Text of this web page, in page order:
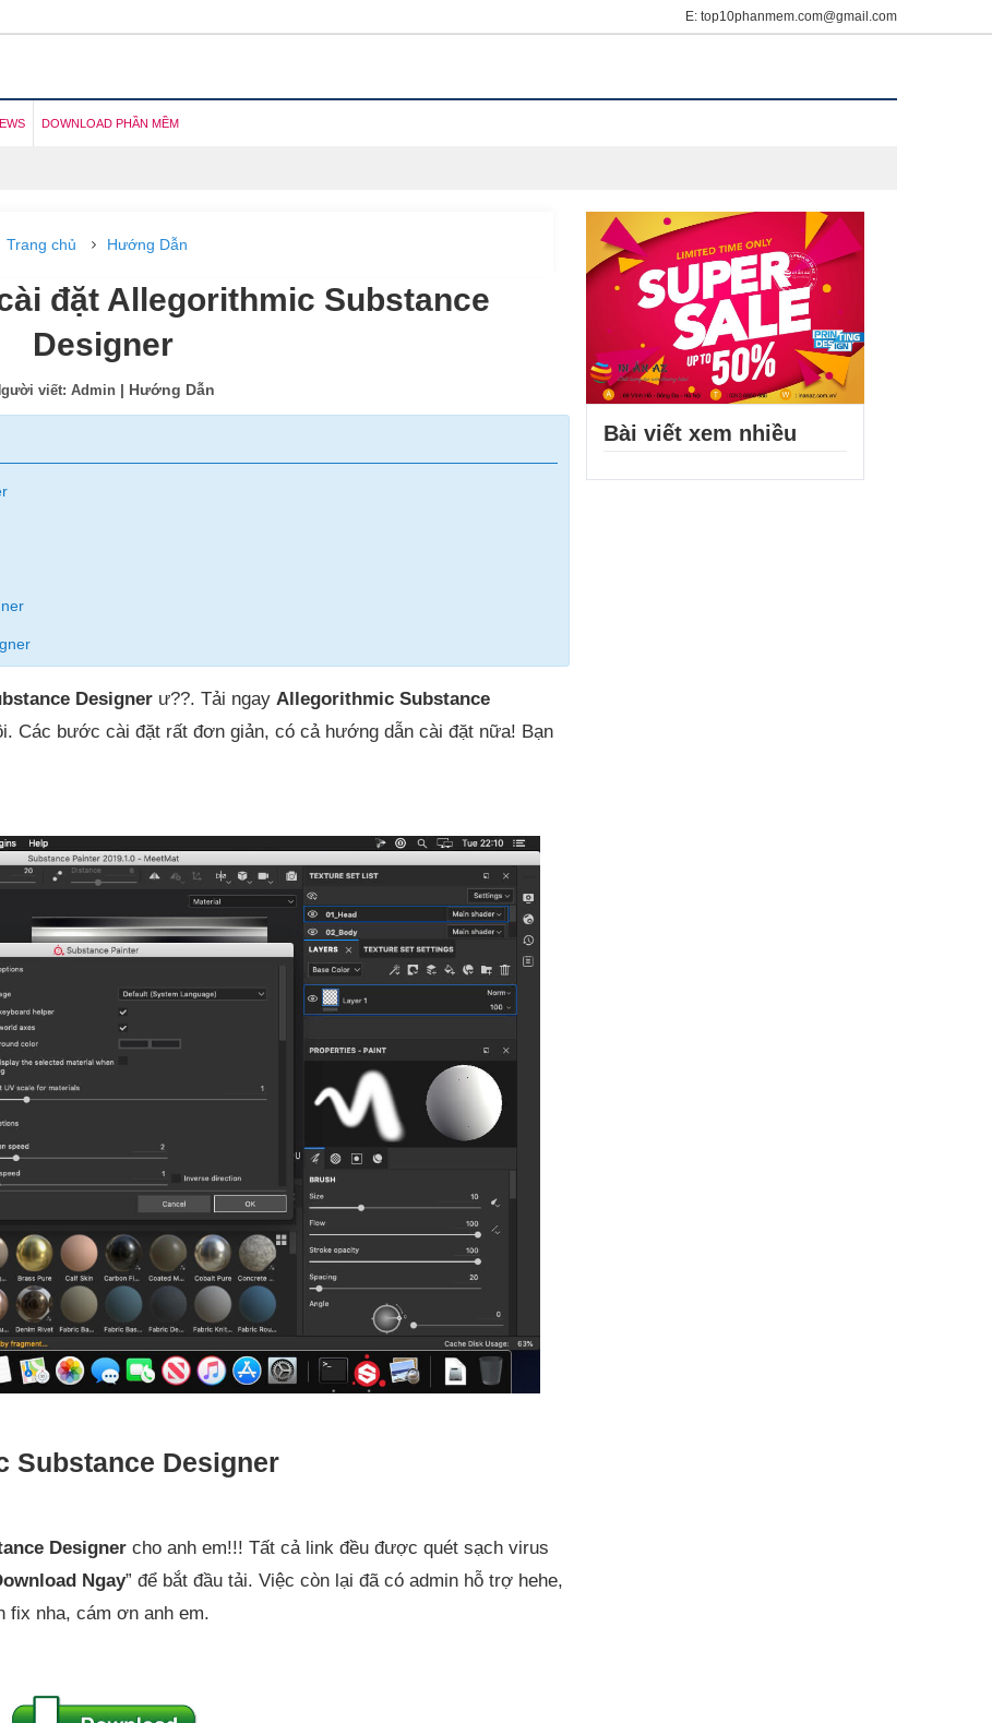
E: top10phanmem.com@gmail.com
DOWNLOAD PHẦN MỀM
Trang chủ Hướng Dẫn
đặt Allegorithmic Substance
Designer
viết: Admin | Hướng Dẫn
Designer ư??. Tải ngay Allegorithmic Substance
Các bước cài đặt rất đơn giản, có cả hướng dẫn cài đặt nữa! Bạn
Substance Designer
Designer cho anh em!!! Tất cả link đều được quét sạch virus
Ngay” để bắt đầu tải. Việc còn lại đã có admin hỗ trợ hehe,
fix nha, cám ơn anh em.
Bài viết xem nhiều